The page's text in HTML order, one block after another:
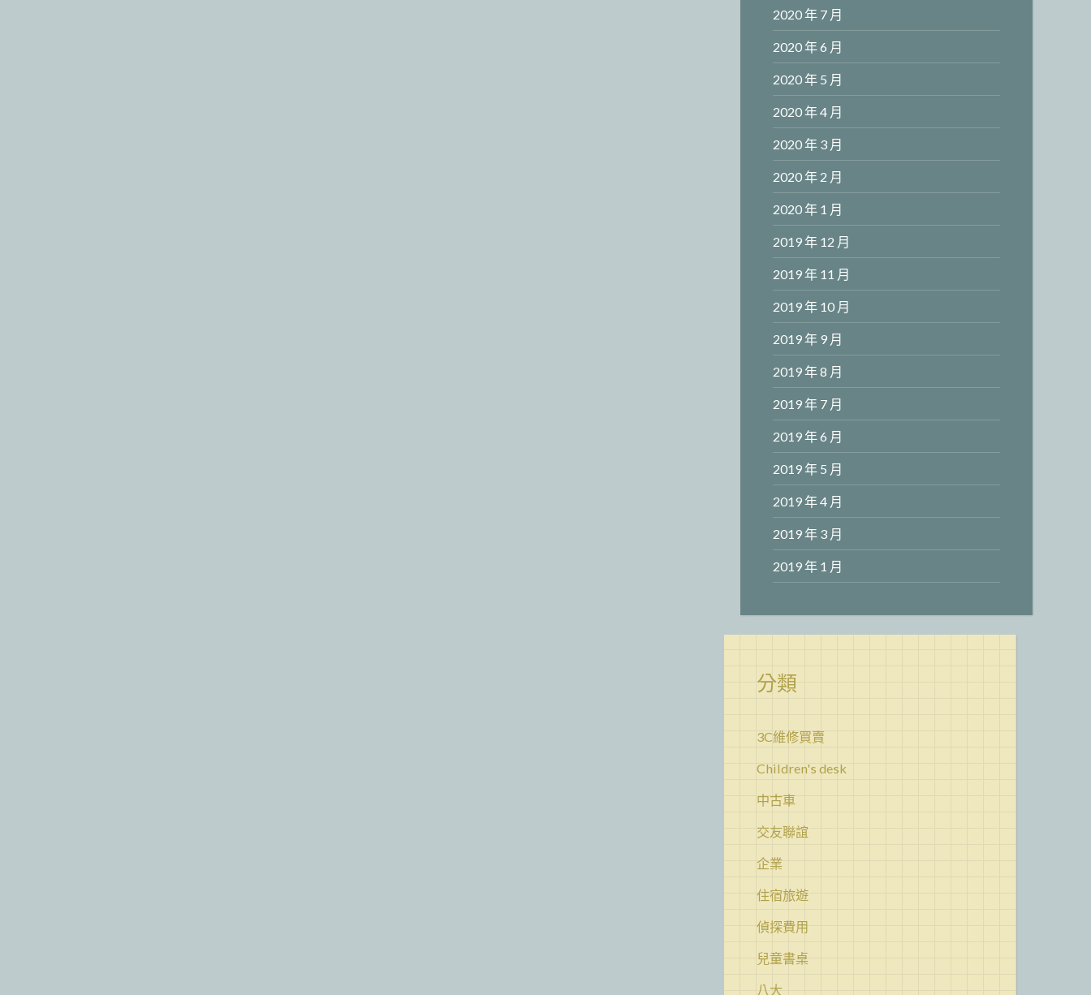
2020 年 7 月
2020 年 6 月
2020 年 5 月
2020 年 4 月
2020 年 3 月
2020 年 2 月
2020 年 1 月
2019 年 12 月
2019 年 11 月
2019 年 10 月
2019 年 9 月
2019 年 8 月
2019 年 7 月
2019 年 6 月
2019 年 5 月
2019 年 4 月
2019 年 3 月
2019 年 1 月
分類
3C維修買賣
Children's desk
中古車
交友聯誼
企業
住宿旅遊
偵探費用
兒童書桌
八大